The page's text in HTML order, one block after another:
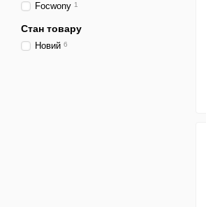
Focwony 1
Стан товару
Новий 6